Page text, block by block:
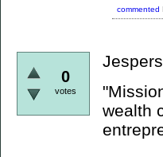
commented
0
votes
wealth